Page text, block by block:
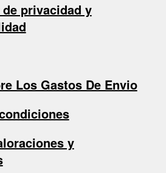
privacidad y
Los Gastos De Envio
y